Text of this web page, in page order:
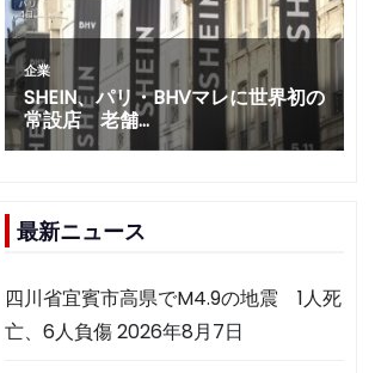
最新ニュース
四川省宜賓市高県でM4.9の地震 1人死
亡、6人負傷2026年8月7日